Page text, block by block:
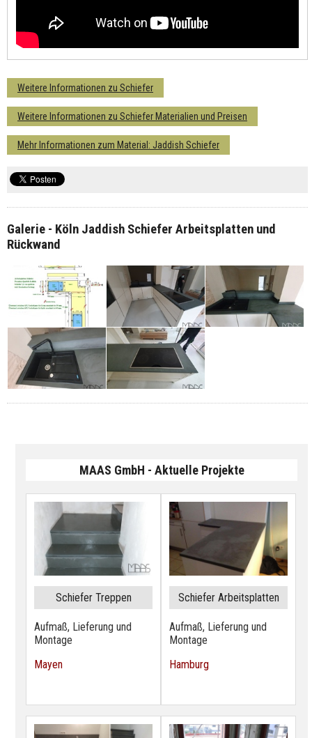
Weitere Informationen zu Schiefer
Weitere Informationen zu Schiefer Materialien und Preisen
Mehr Informationen zum Material: Jaddish Schiefer
Galerie - Köln Jaddish Schiefer Arbeitsplatten und
Rückwand
MAAS GmbH - Aktuelle Projekte
Schiefer Treppen
Aufmaß, Lieferung und
Montage
Mayen
Schiefer Arbeitsplatten
Aufmaß, Lieferung und
Montage
Hamburg